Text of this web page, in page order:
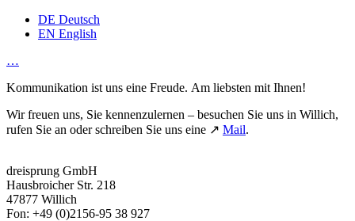
DE Deutsch
EN English
…
Kommunikation ist uns eine Freude. Am liebsten mit Ihnen!
Wir freuen uns, Sie kennenzulernen – besuchen Sie uns in Willich,
rufen Sie an oder schreiben Sie uns eine ↗ Mail.
dreisprung GmbH
Hausbroicher Str. 218
47877 Willich
Fon: +49 (0)2156-95 38 927